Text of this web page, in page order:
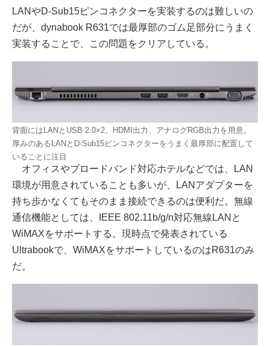
LANやD-Sub15ピンコネクターを実装するのは難しいの
だが、dynabook R631では最厚部のゴム足部分にうまく
実装することで、この問題をクリアしている。
背面にはLANとUSB 2.0×2、HDMI出力、アナログRGB出力を用意。
厚みのあるLANとD-Sub15ピンコネクターをうまく最厚部に配置して
いることに注目
オフィスやブロードバンド対応ホテルなどでは、LAN
環境が用意されていることも多いが、LANアダプターを
持ち歩かなくてもそのまま接続できるのは便利だ。無線
通信機能としては、IEEE 802.11b/g/n対応無線LANと
WiMAXをサポートする。現時点で発表されている
Ultrabookで、WiMAXをサポートしているのはR631のみ
だ。